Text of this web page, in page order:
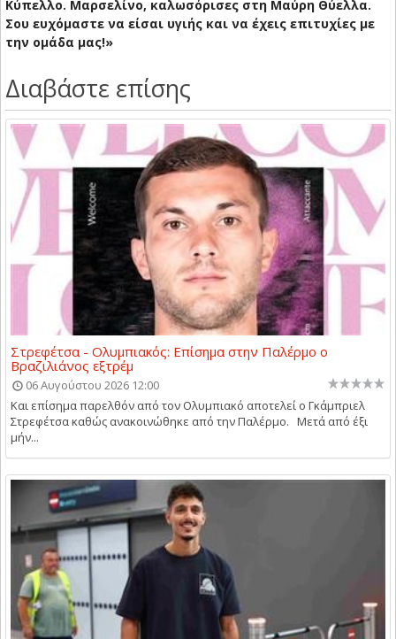
Κύπελλο. Μαρσελίνο, καλωσόρισες στη Μαύρη Θύελλα.
Σου ευχόμαστε να είσαι υγιής και να έχεις επιτυχίες με
την ομάδα μας!»
Διαβάστε επίσης
Στρεφέτσα - Ολυμπιακός: Επίσημα στην Παλέρμο ο
Βραζιλιάνος εξτρέμ
06 Αυγούστου 2026 12:00
Και επίσημα παρελθόν από τον Ολυμπιακό αποτελεί ο Γκάμπριελ
Στρεφέτσα καθώς ανακοινώθηκε από την Παλέρμο. Μετά από έξι
μήν...